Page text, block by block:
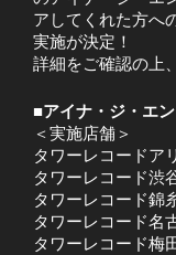
アしてくれた方へ
実施が決定！
詳細をご確認の上
■アイナ・ジ・エ
＜実施店舗＞
タワーレコードア
タワーレコード渋
タワーレコード錦
タワーレコード名
タワーレコード梅